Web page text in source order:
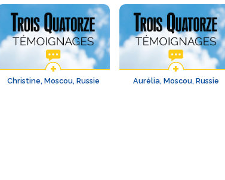
Christine, Moscou, Russie Aurélia, Moscou, Russie